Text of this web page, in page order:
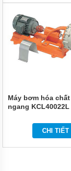
CHẤT
DẠNG
LIỀN
TRỤC
PHỚT
TEPFLON
ĐỨNG
LÓT
HÓA
Máy bơm hóa
ngang KCL40022L
CHI TIẾT